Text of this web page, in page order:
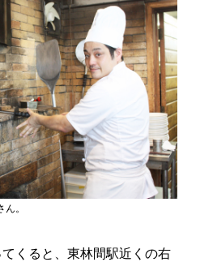
。
くると、東林間駅近くの右